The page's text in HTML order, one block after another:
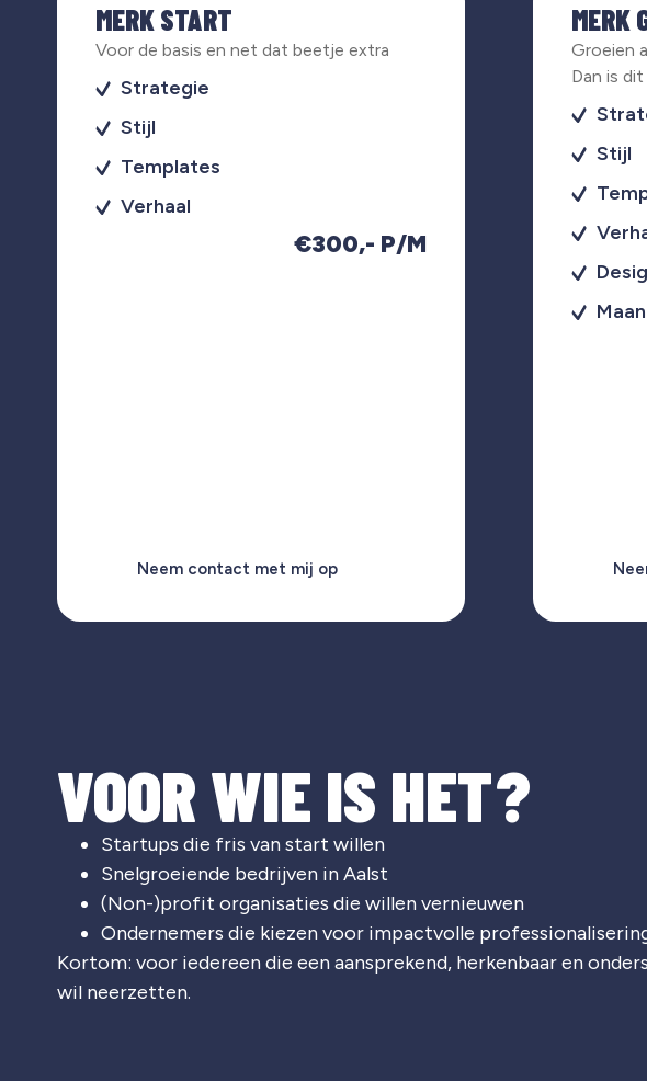
MERK START
Voor de basis en net dat beetje extra
Strategie
Stijl
Templates
Verhaal
€300,- P/M
Neem contact met mij op
MERK
Groeien
Dan is
Stijl
VOOR WIE IS HET?
Startups die fris van start willen
Snelgroeiende bedrijven in Aalst
(Non-)profit organisaties die willen vernieuwen
Ondernemers die kiezen voor impactvolle
Kortom: voor iedereen die een aansprekend, herkenbaar en
wil neerzetten.